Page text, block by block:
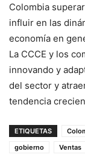
Colombia
influir en las
economía en
La CCCE y los
innovando y
del sector y
tendencia
ETIQUETAS
gobierno
Ventas